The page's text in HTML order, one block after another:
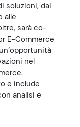
soluzioni, dai
alle
sarà co-
E-Commerce
nel
e include
analisi e